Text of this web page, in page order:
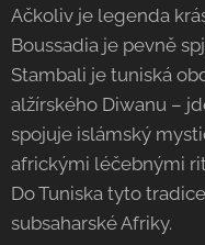
Ačkoliv je legenda
Boussadia je pevně
Stambali je tuniská
alžírského Diwanu –
spojuje islámský
africkými léčebnými
Do Tuniska tyto
subsaharské Afriky.